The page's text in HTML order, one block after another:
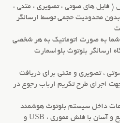
( فایل های صوتی ، تصویری ، متنی ،
بدون محدودیت حجمی توسط ارسالگر
شما به صورت اتوماتیک به هر شخصی
ارسالگر بلوتوث بلواسمارت
، تصویری و متنی برای دریافت
اجرای طرح تکریم ارباب رجوع در
داخل سیستم بلوتوث هوشمند
بلواسمارت به صورت سریع و آسان با فلش مموری ، USB و